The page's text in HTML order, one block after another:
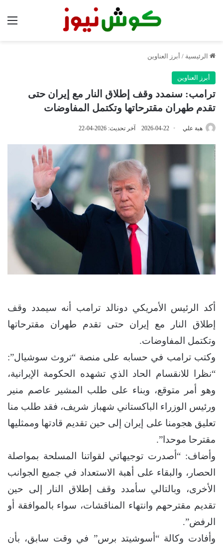
الرئيسية / أبرز العناوين
أبرز العناوين
ترامب: سنمدد وقف إطلاق النار مع إيران حتى
تقدم طهران مقترحاتها وتكتمل المفاوضات
هبة علي 2026-04-22 آخر تحديث: 2026-04-22
أكد الرئيس الأمريكي دونالد ترامب أنه سيمدد وقف
إطلاق النار مع إيران حتى تقدم طهران مقترحاتها
وتكتمل المفاوضات.
وكتب ترامب في حسابه على منصة “تروث سوشيال”:
“نظرا للانقسام الحاد الذي تشهده الحكومة الإيرانية،
وهو أمر متوقع، وبناء على طلب المشير عاصم منير
ورئيس الوزراء الباكستاني شهباز شريف، فقد طلب منا
تعليق هجومنا على إيران إلى حين تقديم قادتها وممثليها
مقترحا موحدا”.
وأضاف: “أصدرت توجيهاتي لقواتنا المسلحة بمواصلة
الحصار، والبقاء على أهبة الاستعداد في جميع الجوانب
الأخرى، وبالتالي سأمدد وقف إطلاق النار إلى حين
تقديم مقترحهم وانتهاء المناقشات، سواء بالموافقة أو
الرفض”.
وأفادت وكالة “أسوشيتد برس” في وقت سابق، بأن